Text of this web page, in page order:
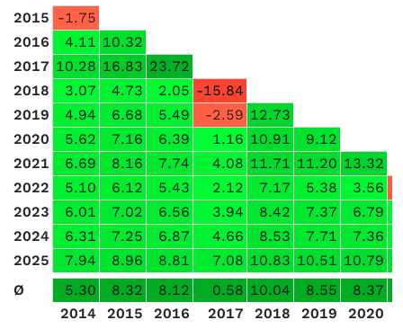
2015 -1.75
2016
4.11 10.32
2017 10.28 16.83 23.72
2018
3.07 4.73 2.05 -15.84
2019
4.94 6.68 5.49 -2.59 12.73
2020
5.62 7.16 6.39 1.16 10.91
9.12
2021
6.69 8.16 7.74 4.08 11.71 11.20 13.32
2022
5.10 6.12 5.43 2.12 7.17 5.38 3.56
2023
6.01 7.02 6.56 3.94 8.42 7.37 6.79
2024
6.31 7.25 6.87 4.66 8.53 7.71 7.36
2025
7.94 8.96 8.81 7.08 10.83 10.51 10.79
Ø
5.30 8.32 8.12 0.58 10.04 8.55 8.37
2014
2015 2016 2017 2018 2019 2020